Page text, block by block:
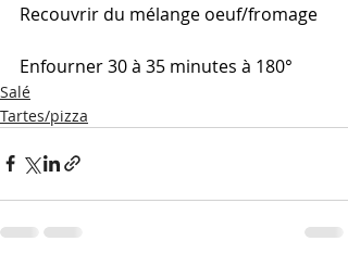
Recouvrir du mélange oeuf/fromage
Enfourner 30 à 35 minutes à 180°
Salé
Tartes/pizza